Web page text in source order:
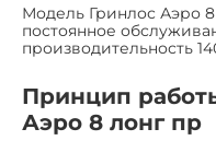
Модель Гринлос Аэро
постоянное
производительность
Принцип
Аэро 8 лонг пр